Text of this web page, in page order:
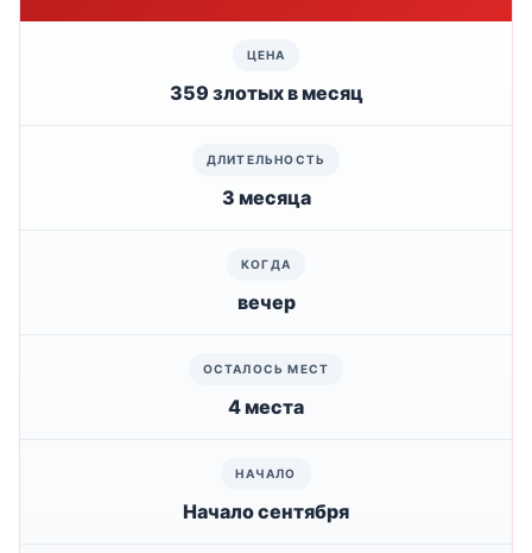
359 злотых в месяц
3 месяца
вечер
4 места
Начало сентября